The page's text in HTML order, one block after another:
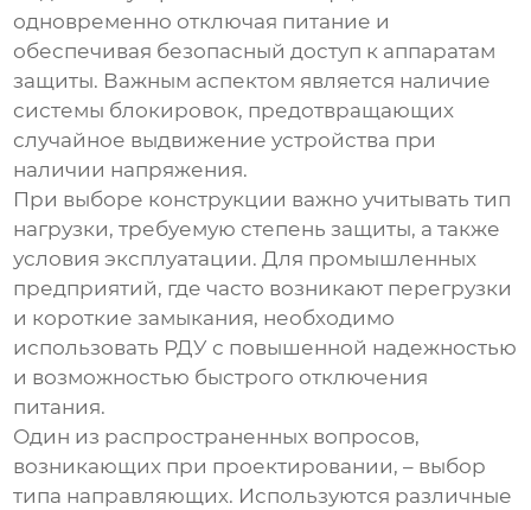
одновременно отключая питание и
обеспечивая безопасный доступ к аппаратам
защиты. Важным аспектом является наличие
системы блокировок, предотвращающих
случайное выдвижение устройства при
наличии напряжения.
При выборе конструкции важно учитывать тип
нагрузки, требуемую степень защиты, а также
условия эксплуатации. Для промышленных
предприятий, где часто возникают перегрузки
и короткие замыкания, необходимо
использовать РДУ с повышенной надежностью
и возможностью быстрого отключения
питания.
Один из распространенных вопросов,
возникающих при проектировании, – выбор
типа направляющих. Используются различные